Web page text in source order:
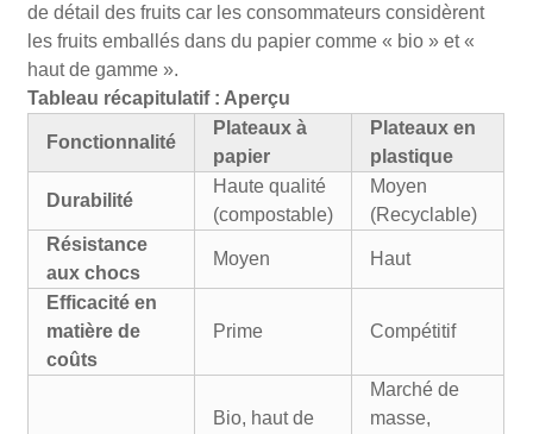
de détail des fruits car les consommateurs considèrent
les fruits emballés dans du papier comme « bio » et «
haut de gamme ».
Tableau récapitulatif : Aperçu
Fonctionnalité
Plateaux à
papier
Plateaux en
plastique
Durabilité
Haute qualité
(compostable)
Moyen
(Recyclable)
Résistance
aux chocs
Moyen Haut
Efficacité en
matière de
coûts
Prime Compétitif
Bio, haut de
Marché de
masse,